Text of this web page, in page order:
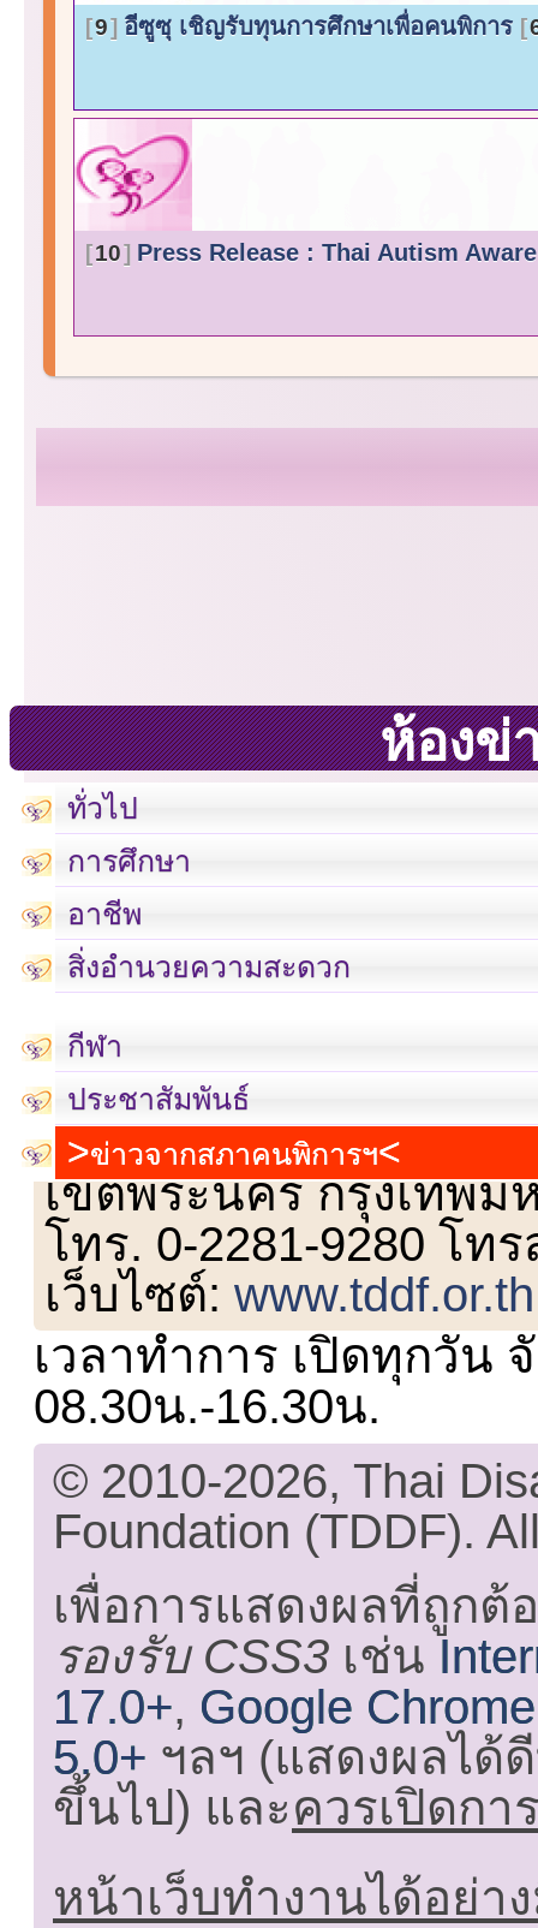
9 อีซูซุ เชิญรับทุนการศึกษาเพื่อคนพิการ
10 Press Release : Thai Autism
ห้องข่
ทั่วไป
การศึกษา
อาชีพ
สิ่งอำนวยความสะดวก
กีฬา
ประชาสัมพันธ์
ข่าวจากสภาคนพิการฯ
เลขที่ 23 ชั้น 2 ถนนวิ
เขตพระนคร กรุงเทพม
โทร. 0-2281-9280 โท
เว็บไซต์:www.tddf.or.th
เวลาทำการ เปิดทุกวัน
08.30น.-16.30น.
© 2010-2026, Thai
Foundation (TDDF).
เพื่อการแสดงผลที่ถูกต้
รองรับ CSS3 เช่น
17.0+, Google
5.0+ ฯลฯ (แสดงผลได้
ขึ้นไป) และควรเปิดกา
หน้าเว็บทำงานได้อย่า